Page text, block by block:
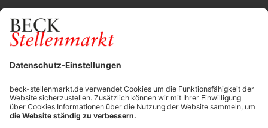
Durchsuchen Sie den Stellenkatalog
FÜR ARBEITGEBER
Stellenmarktpreise
Anzeigen-AGB
Media-Daten
Newsletteranmeldung